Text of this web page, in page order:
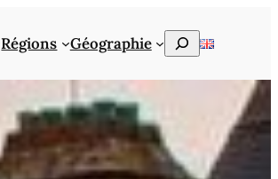
Régions Géographie Rechercher